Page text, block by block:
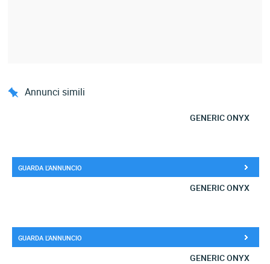
Annunci simili
GENERIC ONYX
GUARDA L'ANNUNCIO
GENERIC ONYX
GUARDA L'ANNUNCIO
GENERIC ONYX